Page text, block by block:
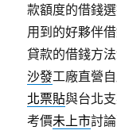
款額度的借錢
用到的好夥伴
貸款的借錢方
沙發工廠直營
北票貼與台北
考價未上市討